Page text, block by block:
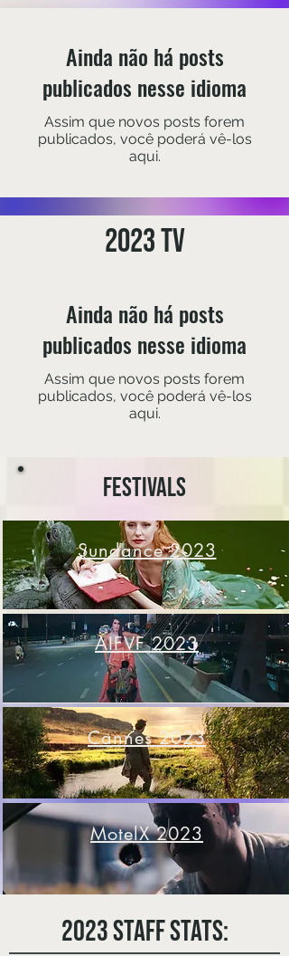
Ainda não há posts
publicados nesse idioma
Assim que novos posts forem
publicados, você poderá vê-los
aqui.
2023 TV
Ainda não há posts
publicados nesse idioma
Assim que novos posts forem
publicados, você poderá vê-los
aqui.
Festivals
Sundance 2023
AIFVF 2023
Cannes 2023
MotelX 2023
2023 Staff Stats: